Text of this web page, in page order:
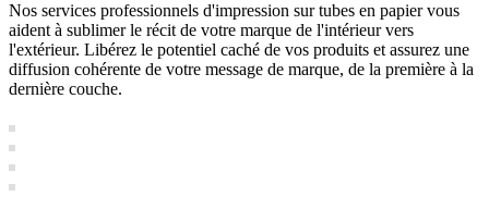
Nos services professionnels d'impression sur tubes en papier vous
aident à sublimer le récit de votre marque de l'intérieur vers
l'extérieur. Libérez le potentiel caché de vos produits et assurez une
diffusion cohérente de votre message de marque, de la première à la
dernière couche.